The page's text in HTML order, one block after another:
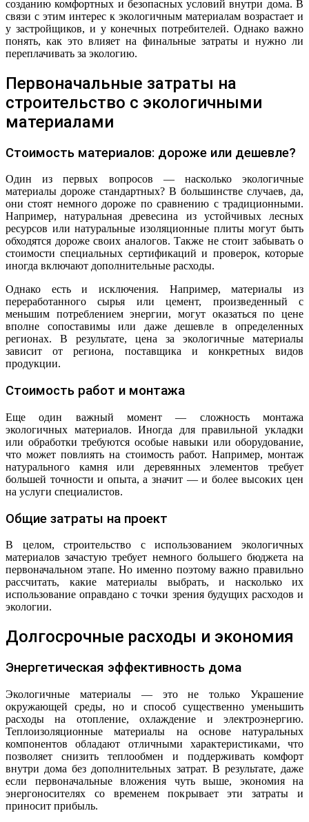
созданию комфортных и безопасных условий внутри дома. В
связи с этим интерес к экологичным материалам возрастает и
у застройщиков, и у конечных потребителей. Однако важно
понять, как это влияет на финальные затраты и нужно ли
переплачивать за экологию.
Первоначальные затраты на
строительство с экологичными
материалами
Стоимость материалов: дороже или дешевле?
Один из первых вопросов — насколько экологичные
материалы дороже стандартных? В большинстве случаев, да,
они стоят немного дороже по сравнению с традиционными.
Например, натуральная древесина из устойчивых лесных
ресурсов или натуральные изоляционные плиты могут быть
обходятся дороже своих аналогов. Также не стоит забывать о
стоимости специальных сертификаций и проверок, которые
иногда включают дополнительные расходы.
Однако есть и исключения. Например, материалы из
переработанного сырья или цемент, произведенный с
меньшим потреблением энергии, могут оказаться по цене
вполне сопоставимы или даже дешевле в определенных
регионах. В результате, цена за экологичные материалы
зависит от региона, поставщика и конкретных видов
продукции.
Стоимость работ и монтажа
Еще один важный момент — сложность монтажа
экологичных материалов. Иногда для правильной укладки
или обработки требуются особые навыки или оборудование,
что может повлиять на стоимость работ. Например, монтаж
натурального камня или деревянных элементов требует
большей точности и опыта, а значит — и более высоких цен
на услуги специалистов.
Общие затраты на проект
В целом, строительство с использованием экологичных
материалов зачастую требует немного большего бюджета на
первоначальном этапе. Но именно поэтому важно правильно
рассчитать, какие материалы выбрать, и насколько их
использование оправдано с точки зрения будущих расходов и
экологии.
Долгосрочные расходы и экономия
Энергетическая эффективность дома
Экологичные материалы — это не только Украшение
окружающей среды, но и способ существенно уменьшить
расходы на отопление, охлаждение и электроэнергию.
Теплоизоляционные материалы на основе натуральных
компонентов обладают отличными характеристиками, что
позволяет снизить теплообмен и поддерживать комфорт
внутри дома без дополнительных затрат. В результате, даже
если первоначальные вложения чуть выше, экономия на
энергоносителях со временем покрывает эти затраты и
приносит прибыль.